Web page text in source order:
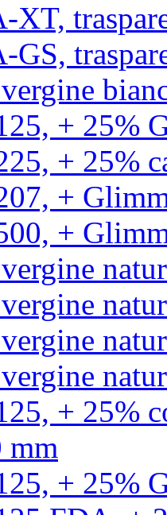
XT,
GS,
+ 25%
+ 25%
+
+
+ 25%
mm
+ 25%